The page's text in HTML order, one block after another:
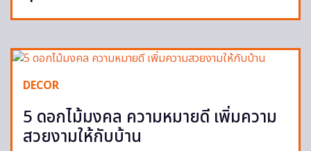
DECOR
5 ดอกไม้มงคล ความหมายดี เพิ่มความ
สวยงามให้กับบ้าน